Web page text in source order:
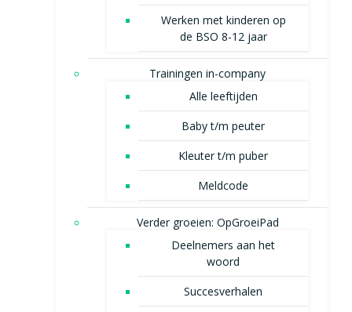
Werken met kinderen op
de BSO 8-12 jaar
Trainingen in-company
Alle leeftijden
Baby t/m peuter
Kleuter t/m puber
Meldcode
Verder groeien: OpGroeiPad
Deelnemers aan het
woord
Succesverhalen